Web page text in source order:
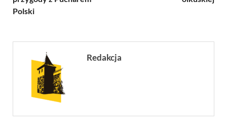
Polski
Redakcja